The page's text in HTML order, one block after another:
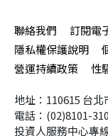
聯絡我們 訂閱電
隱私權保護說明
營運持續政策
性
地址：110615 台
電話：(02)8101-
投資人服務中心專